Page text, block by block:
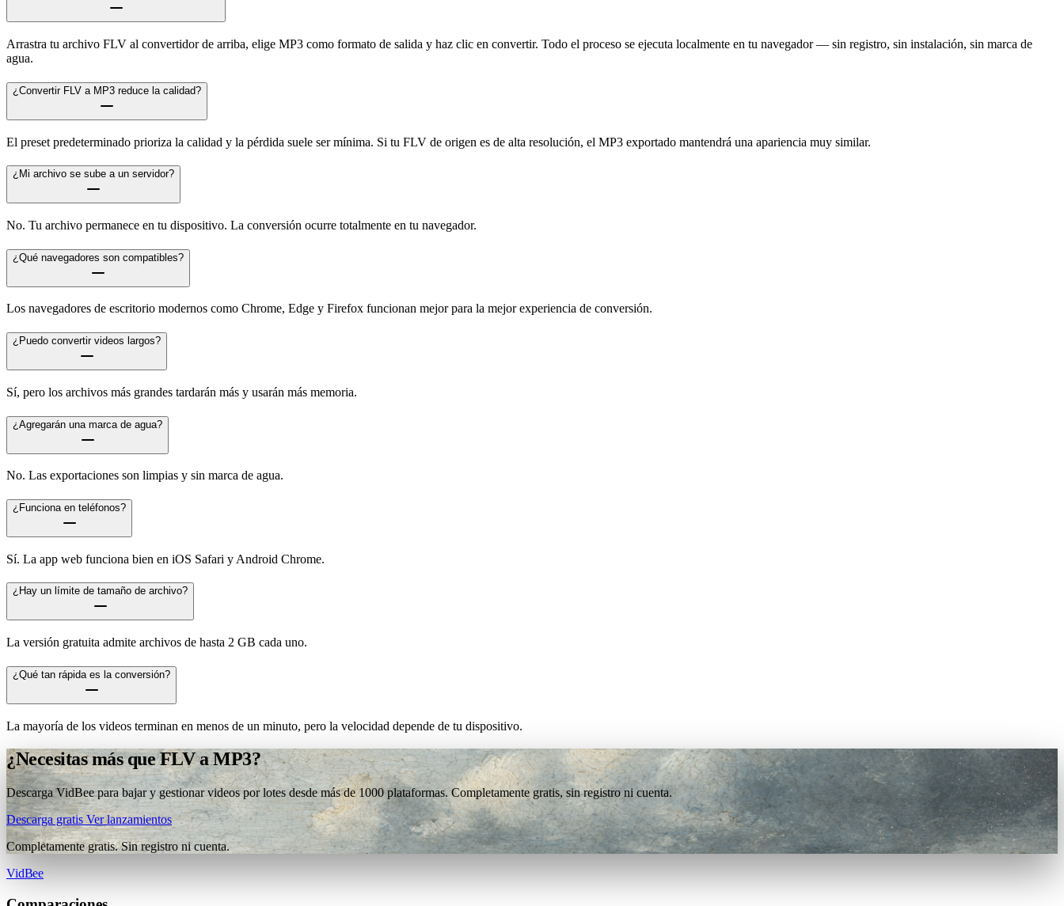
Arrastra tu archivo FLV al convertidor de arriba, elige MP3 como formato de salida y haz clic en convertir. Todo el proceso se ejecuta localmente en tu navegador — sin registro, sin instalación, sin marca de
agua.
¿Convertir FLV a MP3 reduce la calidad?
El preset predeterminado prioriza la calidad y la pérdida suele ser mínima. Si tu FLV de origen es de alta resolución, el MP3 exportado mantendrá una apariencia muy similar.
¿Mi archivo se sube a un servidor?
No. Tu archivo permanece en tu dispositivo. La conversión ocurre totalmente en tu navegador.
¿Qué navegadores son compatibles?
Los navegadores de escritorio modernos como Chrome, Edge y Firefox funcionan mejor para la mejor experiencia de conversión.
¿Puedo convertir videos largos?
Sí, pero los archivos más grandes tardarán más y usarán más memoria.
¿Agregarán una marca de agua?
No. Las exportaciones son limpias y sin marca de agua.
¿Funciona en teléfonos?
Sí. La app web funciona bien en iOS Safari y Android Chrome.
¿Hay un límite de tamaño de archivo?
La versión gratuita admite archivos de hasta 2 GB cada uno.
¿Qué tan rápida es la conversión?
La mayoría de los videos terminan en menos de un minuto, pero la velocidad depende de tu dispositivo.
¿Necesitas más que FLV a MP3?
Descarga VidBee para bajar y gestionar videos por lotes desde más de 1000 plataformas. Completamente gratis, sin registro ni cuenta.
Descarga gratis Ver lanzamientos
Completamente gratis. Sin registro ni cuenta.
VidBee